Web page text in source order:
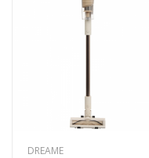
DREAME